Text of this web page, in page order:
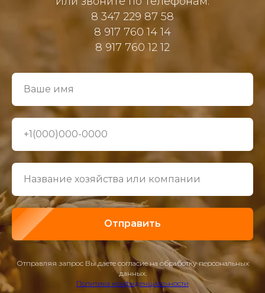
8 347 229 87 58
8 917 760 14 14
8 917 760 12 12
Отправить
Отправляя запрос Вы даете согласие на обработку персональных
данных.
Политика конфиденциальности